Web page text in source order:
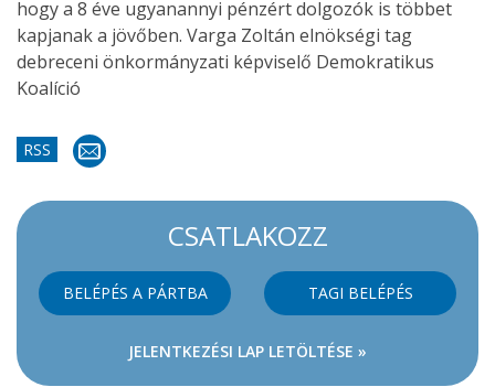
hogy a 8 éve ugyanannyi pénzért dolgozók is többet
kapjanak a jövőben. Varga Zoltán elnökségi tag
debreceni önkormányzati képviselő Demokratikus
Koalíció
RSS
CSATLAKOZZ
BELÉPÉS A PÁRTBA TAGI BELÉPÉS
JELENTKEZÉSI LAP LETÖLTÉSE »